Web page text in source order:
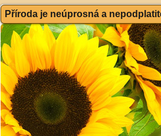
Příroda je neúprosná a